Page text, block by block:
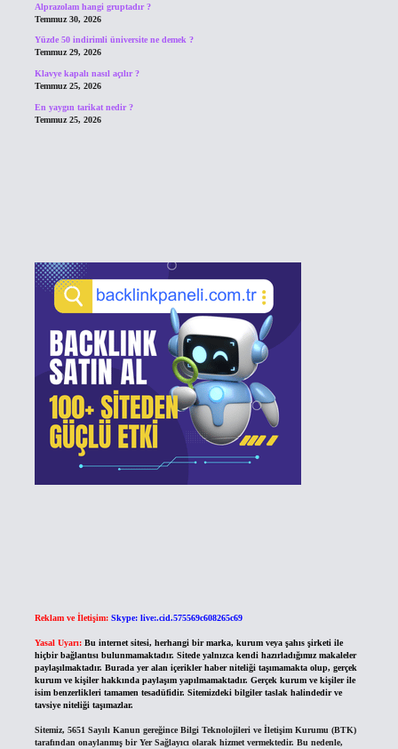
Alprazolam hangi gruptadır ?
Temmuz 30, 2026
Yüzde 50 indirimli üniversite ne demek ?
Temmuz 29, 2026
Klavye kapalı nasıl açılır ?
Temmuz 25, 2026
En yaygın tarikat nedir ?
Temmuz 25, 2026
Reklam ve İletişim: Skype: live:.cid.575569c608265c69
Yasal Uyarı: Bu internet sitesi, herhangi bir marka, kurum veya şahıs şirketi ile
hiçbir bağlantısı bulunmamaktadır. Sitede yalnızca kendi hazırladığımız makaleler
paylaşılmaktadır. Burada yer alan içerikler haber niteliği taşımamakta olup, gerçek
kurum ve kişiler hakkında paylaşım yapılmamaktadır. Gerçek kurum ve kişiler ile
isim benzerlikleri tamamen tesadüfidir. Sitemizdeki bilgiler taslak halindedir ve
tavsiye niteliği taşımazlar.
Sitemiz, 5651 Sayılı Kanun gereğince Bilgi Teknolojileri ve İletişim Kurumu (BTK)
tarafından onaylanmış bir Yer Sağlayıcı olarak hizmet vermektedir. Bu nedenle,